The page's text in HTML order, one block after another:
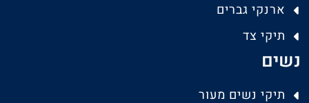
ארנקי גברים
תיקי צד
נשים
תיקי נשים מעור